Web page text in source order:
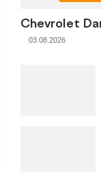
Chevrolet
03.08.2026